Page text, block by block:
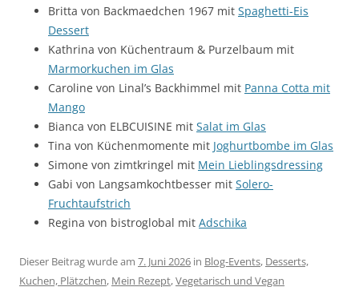
Britta von Backmaedchen 1967 mit Spaghetti-Eis
Dessert
Kathrina von Küchentraum & Purzelbaum mit
Marmorkuchen im Glas
Caroline von Linal’s Backhimmel mit Panna Cotta mit
Mango
Bianca von ELBCUISINE mit Salat im Glas
Tina von Küchenmomente mit Joghurtbombe im Glas
Simone von zimtkringel mit Mein Lieblingsdressing
Gabi von Langsamkochtbesser mit Solero-
Fruchtaufstrich
Regina von bistroglobal mit Adschika
Dieser Beitrag wurde am 7. Juni 2026 in Blog-Events, Desserts,
Kuchen, Plätzchen, Mein Rezept,Vegetarisch und Vegan